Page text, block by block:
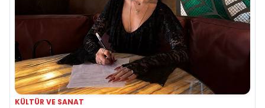
KÜLTÜR VE SANAT